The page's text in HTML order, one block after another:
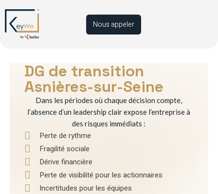
Nous appeler
DG de transition
Asnières-sur-Seine
Dans les périodes où chaque décision compte,
l’absence d’un leadership clair expose l’entreprise à
des risques immédiats :
Perte de rythme
Fragilité sociale
Dérive financière
Perte de visibilité pour les actionnaires
Incertitudes pour les équipes